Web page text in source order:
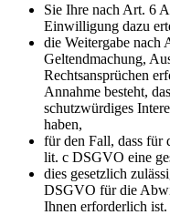
Sie Ihre nach Art. 6
Einwilligung dazu
die Weitergabe
Geltendmachung,
Rechtsansprüchen
Annahme besteht,
schutzwürdiges
haben,
für den Fall, dass für
lit. c DSGVO eine
dies gesetzlich
DSGVO für die
Ihnen erforderlich ist.